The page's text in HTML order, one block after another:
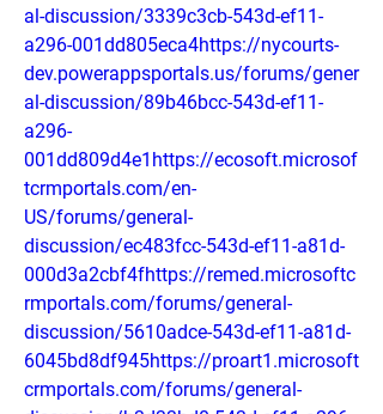
al-discussion/3339c3cb-543d-ef11-
a296-001dd805eca4https://nycourts-
dev.powerappsportals.us/forums/gener
al-discussion/89b46bcc-543d-ef11-
a296-
001dd809d4e1https://ecosoft.microsof
tcrmportals.com/en-
US/forums/general-
discussion/ec483fcc-543d-ef11-a81d-
000d3a2cbf4fhttps://remed.microsoftc
rmportals.com/forums/general-
discussion/5610adce-543d-ef11-a81d-
6045bd8df945https://proart1.microsoft
crmportals.com/forums/general-